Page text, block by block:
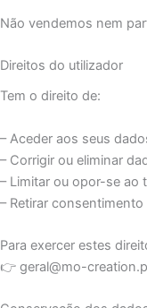
Não vendemos nem
Direitos do utilizador
Tem o direito de:
– Aceder aos seus
– Corrigir ou eliminar
– Limitar ou opor-se ao
– Retirar consentimento
Para exercer estes
👉 geral@mo-